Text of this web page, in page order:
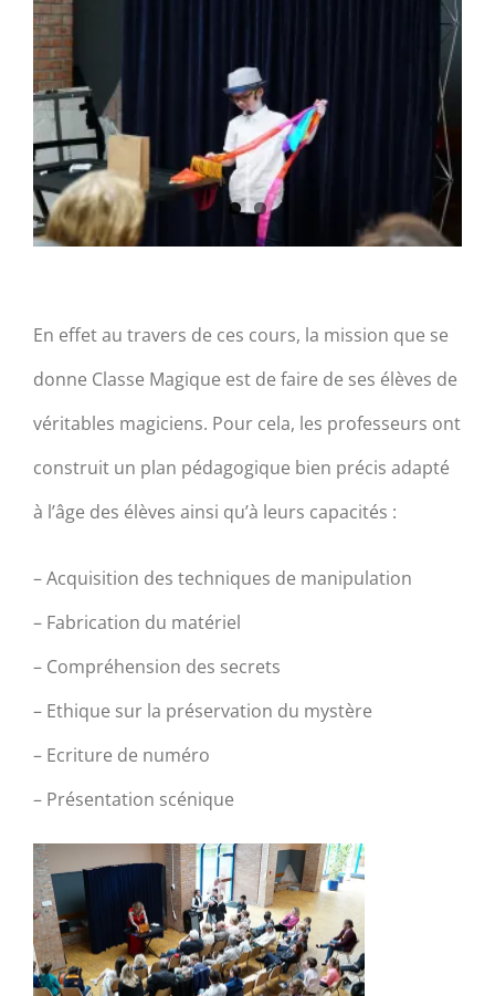
En effet au travers de ces cours, la mission que se
donne Classe Magique est de faire de ses élèves de
véritables magiciens. Pour cela, les professeurs ont
construit un plan pédagogique bien précis adapté
à l’âge des élèves ainsi qu’à leurs capacités :
– Acquisition des techniques de manipulation
– Fabrication du matériel
– Compréhension des secrets
– Ethique sur la préservation du mystère
– Ecriture de numéro
– Présentation scénique